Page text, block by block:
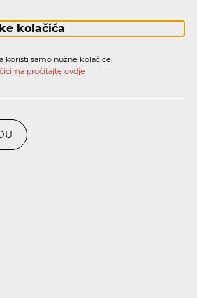
kolačića
koristi samo nužne kolačiće.
pročitajte ovdje
OVOGODIŠNJI
MREŽE